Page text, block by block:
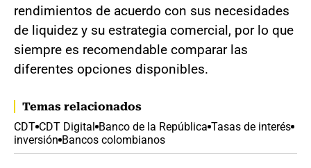
rendimientos de acuerdo con sus necesidades
de liquidez y su estrategia comercial, por lo que
siempre es recomendable comparar las
diferentes opciones disponibles.
Temas relacionados
CDT CDT Digital Banco de la República Tasas de interés
inversión Bancos colombianos